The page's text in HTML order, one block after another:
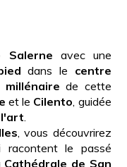
avec une
dans le centre
de cette
et le Cilento , guidée
, vous découvrirez
racontent le passé
Cathédrale de San